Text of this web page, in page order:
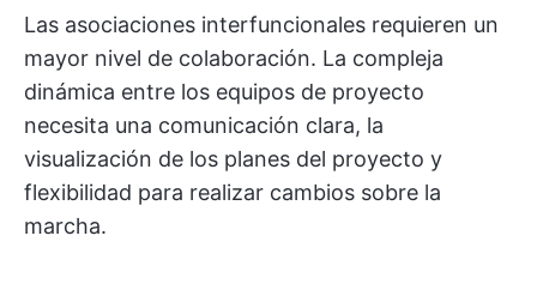
Las asociaciones interfuncionales requieren un
mayor nivel de colaboración. La compleja
dinámica entre los equipos de proyecto
necesita una comunicación clara, la
visualización de los planes del proyecto y
flexibilidad para realizar cambios sobre la
marcha.